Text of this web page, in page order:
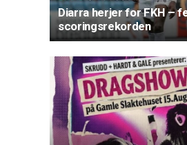
Diarra herjer for FKH –
scoringsrekorden